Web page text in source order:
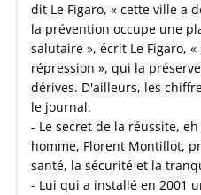
dit Le Figaro, « cette ville a
la prévention occupe une
salutaire », écrit Le Figaro,
répression », qui la
dérives. D'ailleurs, les
le journal.
- Le secret de la réussite,
homme, Florent Montillot,
santé, la sécurité et la
- Lui qui a installé en 2001